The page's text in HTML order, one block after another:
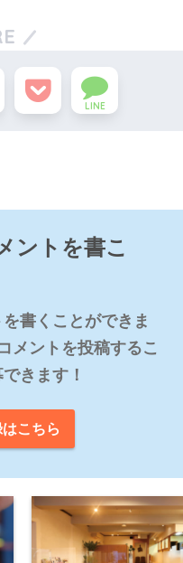
LINE
ントを書こ
書くことができま
メントを投稿するこ
きます！
こちら